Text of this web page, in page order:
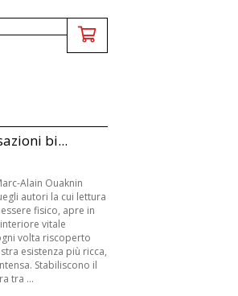
bi...
Alain Ouaknin
autori la cui lettura
fisico, apre in
vitale
volta riscoperto
esistenza più ricca,
Stabiliscono il
tra ...